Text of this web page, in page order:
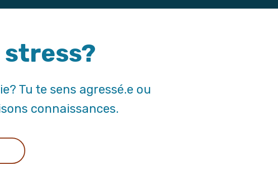
Tu te sens agressé.e ou
connaissances.